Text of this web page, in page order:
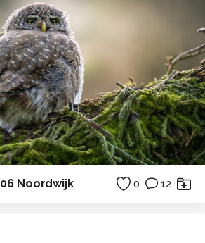
Noordwijk 0 12